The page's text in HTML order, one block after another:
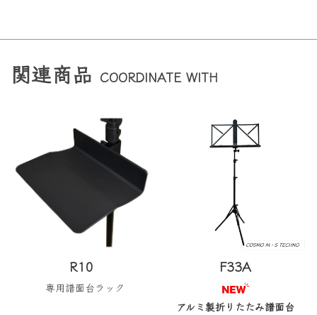
関連商品 COORDINATE WITH
R10
専用譜面台ラック
F33A
アルミ製折りたたみ譜面台